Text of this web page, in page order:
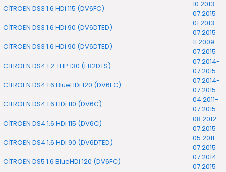
CİTROEN DS3 1.6 HDi 115 (DV6FC)
10.2013-
07.2015
CİTROEN DS3 1.6 HDi 90 (DV6DTED)
01.2013-
07.2015
CİTROEN DS3 1.6 HDi 90 (DV6DTED)
11.2009-
07.2015
CİTROEN DS4 1.2 THP 130 (EB2DTS)
07.2014-
07.2015
CİTROEN DS4 1.6 BlueHDi 120 (DV6FC)
07.2014-
07.2015
CİTROEN DS4 1.6 HDi 110 (DV6C)
04.2011-
07.2015
CİTROEN DS4 1.6 HDi 115 (DV6C)
08.2012-
07.2015
CİTROEN DS4 1.6 HDi 90 (DV6DTED)
05.2011-
07.2015
CİTROEN DS5 1.6 BlueHDi 120 (DV6FC)
07.2014-
07.2015